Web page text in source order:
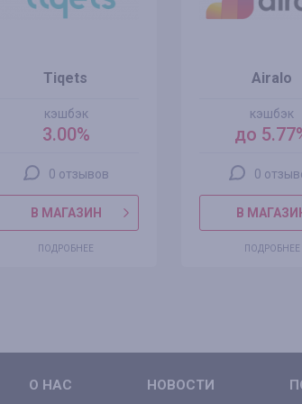
Tiqets
кэшбэк
3.00%
0 отзывов
В МАГАЗИН
ПОДРОБНЕЕ
Airalo
кэшбэк
до
0
В
ПОДРОБНЕЕ
О НАС НОВОСТИ